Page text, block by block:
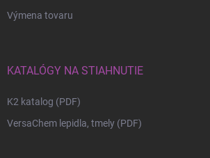
Výmena tovaru
KATALÓGY NA STIAHNUTIE
K2 katalog (PDF)
VersaChem lepidla, tmely (PDF)